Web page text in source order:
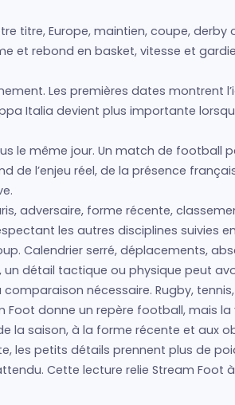
titre, Europe, maintien, coupe,
et rebond en basket, vitesse et
Les premières dates montrent
Italia devient plus importante
le même jour. Un match de football
de l’enjeu réel, de la présence
adversaire, forme récente,
les autres disciplines suivies
Calendrier serré, déplacements,
détail tactique ou physique peut
nécessaire. Rugby,
donne un repère football, mais
la saison, à la forme récente et aux
les petits détails prennent plus de
Cette lecture relie Stream